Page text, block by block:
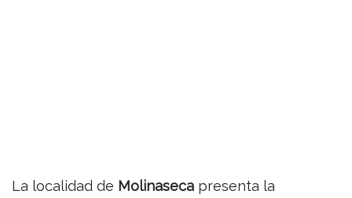
La localidad de Molinaseca presenta la